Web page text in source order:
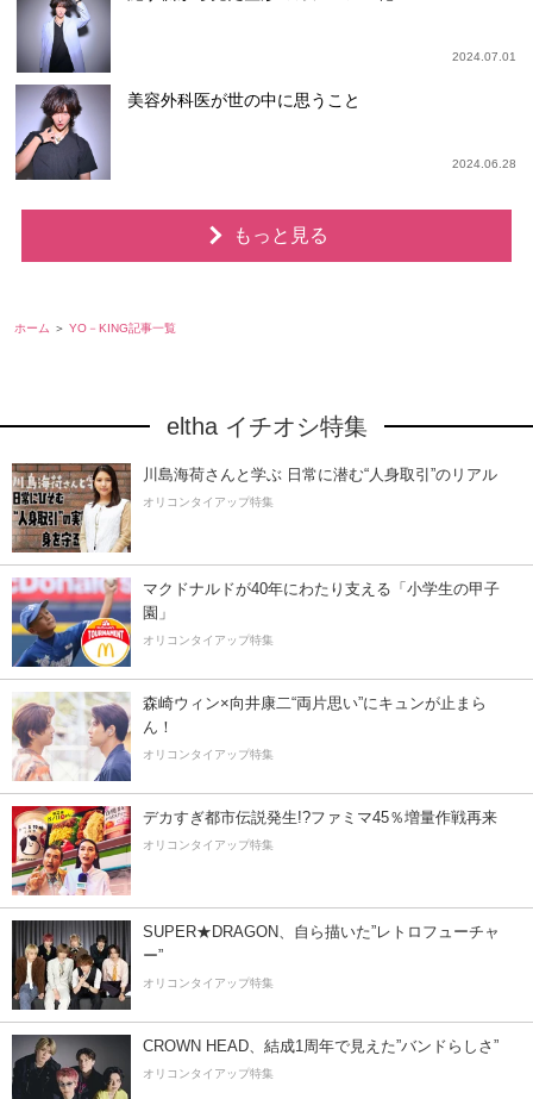
2024.07.01
美容外科医が世の中に思うこと
2024.06.28
もっと見る
ホーム YO－KING記事一覧
eltha イチオシ特集
川島海荷さんと学ぶ 日常に潜む“人身取引”のリアル
オリコンタイアップ特集
マクドナルドが40年にわたり支える「小学生の甲子
園」
オリコンタイアップ特集
森崎ウィン×向井康二“両片思い”にキュンが止まら
ん！
オリコンタイアップ特集
デカすぎ都市伝説発生!?ファミマ45％増量作戦再来
オリコンタイアップ特集
SUPER★DRAGON、自ら描いた”レトロフューチャ
ー”
オリコンタイアップ特集
CROWN HEAD、結成1周年で見えた”バンドらしさ”
オリコンタイアップ特集